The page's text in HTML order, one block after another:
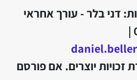
דני בלר - עורך אחראי
052-2394026 |
יוצרים. אם פורסם